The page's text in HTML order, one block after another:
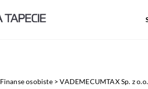
Finanse osobiste>VADEMECUMTAX Sp. z o.o.